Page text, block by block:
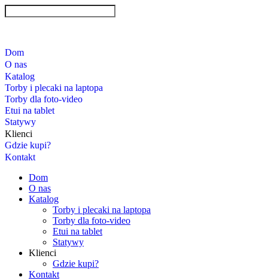
Dom
O nas
Katalog
Torby i plecaki na laptopa
Torby dla foto-video
Etui na tablet
Statywy
Klienci
Gdzie kupi?
Kontakt
Dom
O nas
Katalog
Torby i plecaki na laptopa
Torby dla foto-video
Etui na tablet
Statywy
Klienci
Gdzie kupi?
Kontakt